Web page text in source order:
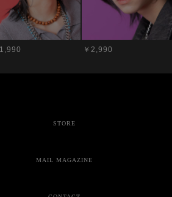
￥2,990
STORE
MAIL MAGAZINE